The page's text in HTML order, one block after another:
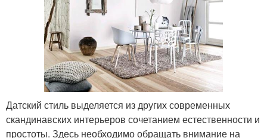
Датский стиль выделяется из других современных
скандинавских интерьеров сочетанием естественности и
простоты. Здесь необходимо обращать внимание на